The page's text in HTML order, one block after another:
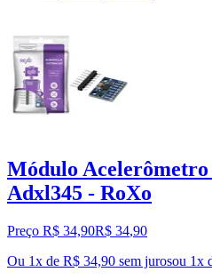
Módulo Acelerômetro
Adxl345 - RoXo
Preço R$ 34,90R$ 34,90
Ou 1x de R$ 34,90 sem jurosou 1x